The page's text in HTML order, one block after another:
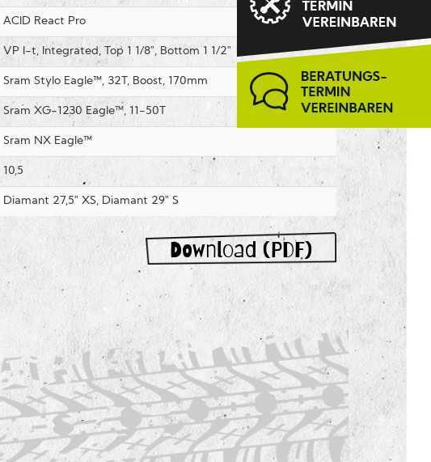
ACID React Pro
VP I-t, Integrated, Top 1 1/8", Bottom 1 1/2"
Sram Stylo Eagle™, 32T, Boost, 170mm
Sram XG-1230 Eagle™, 11-50T
Sram NX Eagle™
10,5
Diamant 27,5" XS, Diamant 29" S
Download (PDF)